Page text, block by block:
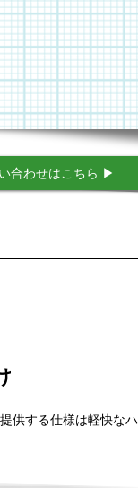
合わせはこちら
供する仕様は軽快なハ